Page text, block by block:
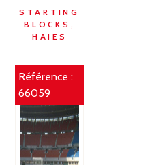
STARTING
BLOCKS,
HAIES
Référence :
66059